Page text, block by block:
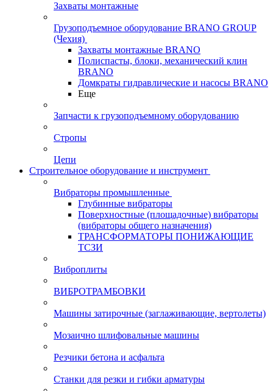
Захваты монтажные
Грузоподъемное оборудование BRANO GROUP
(Чехия)
Захваты монтажные BRANO
Полиспасты, блоки, механический клин
BRANO
Домкраты гидравлические и насосы BRANO
Еще
Запчасти к грузоподъемному оборудованию
Стропы
Цепи
Строительное оборудование и инструмент
Вибраторы промышленные
Глубинные вибраторы
Поверхностные (площадочные) вибраторы
(вибраторы общего назначения)
ТРАНСФОРМАТОРЫ ПОНИЖАЮЩИЕ
ТСЗИ
Виброплиты
ВИБРОТРАМБОВКИ
Машины затирочные (заглаживающие, вертолеты)
Мозаично шлифовальные машины
Резчики бетона и асфальта
Станки для резки и гибки арматуры